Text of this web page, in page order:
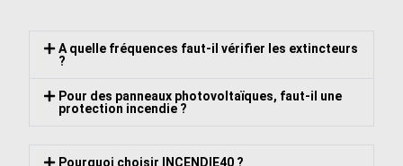
A quelle fréquences faut-il vérifier les extincteurs
?
Pour des panneaux photovoltaïques, faut-il une
protection incendie ?
Pourquoi choisir INCENDIE40 ?